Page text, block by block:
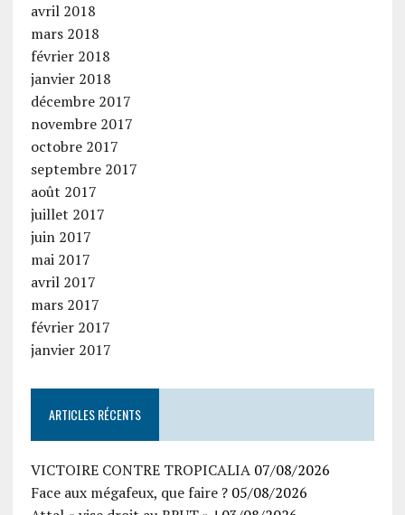
avril 2018
mars 2018
février 2018
janvier 2018
décembre 2017
novembre 2017
octobre 2017
septembre 2017
août 2017
juillet 2017
juin 2017
mai 2017
avril 2017
mars 2017
février 2017
janvier 2017
ARTICLES RÉCENTS
VICTOIRE CONTRE TROPICALIA 07/08/2026
Face aux mégafeux, que faire ? 05/08/2026